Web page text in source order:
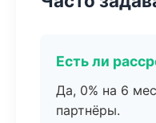
Есть ли
Да, 0% на 6
партнёры.